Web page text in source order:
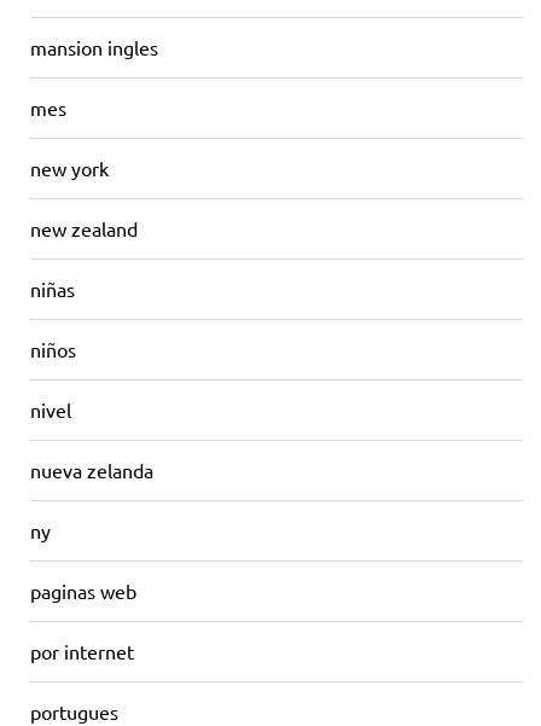
mansion ingles
mes
new york
new zealand
niñas
niños
nivel
nueva zelanda
ny
paginas web
por internet
portugues